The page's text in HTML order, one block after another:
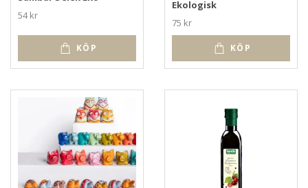
54 kr
KÖP
Ekologisk
75 kr
KÖP